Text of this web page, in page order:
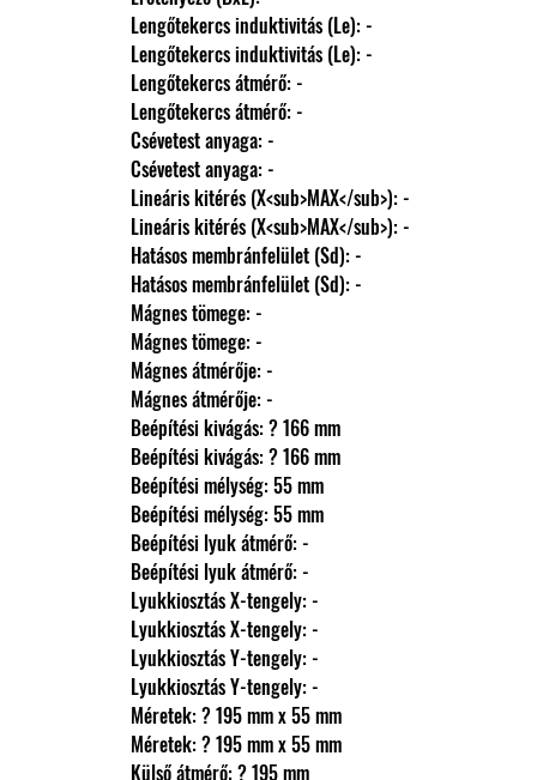
                Lengőtekercs induktivitás (Le): -
                Lengőtekercs induktivitás (Le): -
                Lengőtekercs átmérő: -
                Lengőtekercs átmérő: -
                Csévetest anyaga: -
                Csévetest anyaga: -
                Lineáris kitérés (X<sub>MAX</sub>): -
                Lineáris kitérés (X<sub>MAX</sub>): -
                Hatásos membránfelület (Sd): -
                Hatásos membránfelület (Sd): -
                Mágnes tömege: -
                Mágnes tömege: -
                Mágnes átmérője: -
                Mágnes átmérője: -
                Beépítési kivágás: ? 166 mm
                Beépítési kivágás: ? 166 mm
                Beépítési mélység: 55 mm
                Beépítési mélység: 55 mm
                Beépítési lyuk átmérő: -
                Beépítési lyuk átmérő: -
                Lyukkiosztás X-tengely: -
                Lyukkiosztás X-tengely: -
                Lyukkiosztás Y-tengely: -
                Lyukkiosztás Y-tengely: -
                Méretek: ? 195 mm x 55 mm
                Méretek: ? 195 mm x 55 mm
                Külső átmérő: ? 195 mm